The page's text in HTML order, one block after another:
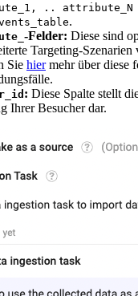
.. attribute_N
.
-Felder: Diese sind
Targeting-Szenarien
Sie hiermehr über diese
: Diese Spalte stellt
Ihrer Besucher dar.